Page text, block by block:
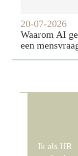
20-07-2026
Waarom AI
een
Ik als HR